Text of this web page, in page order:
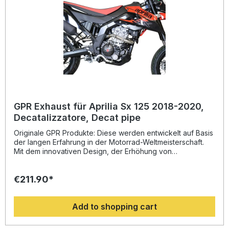
entsprechende Zubehör. Homologated slip-on exhaust
including removable db killer and link pipeZulassung:
YesLieferzeit: ca. 14 Tage
GPR Exhaust für Aprilia Sx 125 2018-2020,
Decatalizzatore, Decat pipe
Originale GPR Produkte: Diese werden entwickelt auf Basis
der langen Erfahrung in der Motorrad-Weltmeisterschaft.
Mit dem innovativen Design, der Erhöhung von
Fahrzeug deutlich auf und erhalten ein perfektes Preis-
eine hörbare Soundverbesserung zur Serie, die Sie beim
Fahren geniessen können. Der Hersteller ist DIN zertifiziert
und garantiert somit eine gleichbleibend hohe Qualität
seiner Produkte, von der Sie als Kunde profitieren.
€211.90*
Add to shopping cart